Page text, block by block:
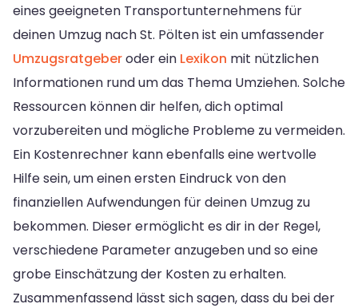
eines geeigneten Transportunternehmens für
deinen Umzug nach St. Pölten ist ein umfassender
Umzugsratgeberoder ein Lexikon mit nützlichen
Informationen rund um das Thema Umziehen. Solche
Ressourcen können dir helfen, dich optimal
vorzubereiten und mögliche Probleme zu vermeiden.
Ein Kostenrechner kann ebenfalls eine wertvolle
Hilfe sein, um einen ersten Eindruck von den
finanziellen Aufwendungen für deinen Umzug zu
bekommen. Dieser ermöglicht es dir in der Regel,
verschiedene Parameter anzugeben und so eine
grobe Einschätzung der Kosten zu erhalten.
Zusammenfassend lässt sich sagen, dass du bei der